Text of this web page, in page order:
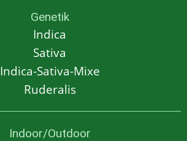
Genetik
Indica
Sativa
Indica-Sativa-Mixe
Ruderalis
Indoor/Outdoor